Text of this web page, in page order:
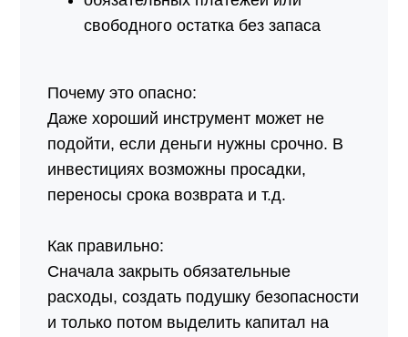
свободного остатка без запаса
Почему это опасно:
Даже хороший инструмент может не
подойти, если деньги нужны срочно. В
инвестициях возможны просадки,
переносы срока возврата и т.д.
Как правильно:
Сначала закрыть обязательные
расходы, создать подушку безопасности
и только потом выделить капитал на